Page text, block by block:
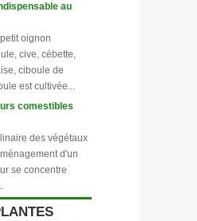
au
oignon
cive, cébette,
ciboule de
est cultivée...
comestibles
des végétaux
d'un
se concentre